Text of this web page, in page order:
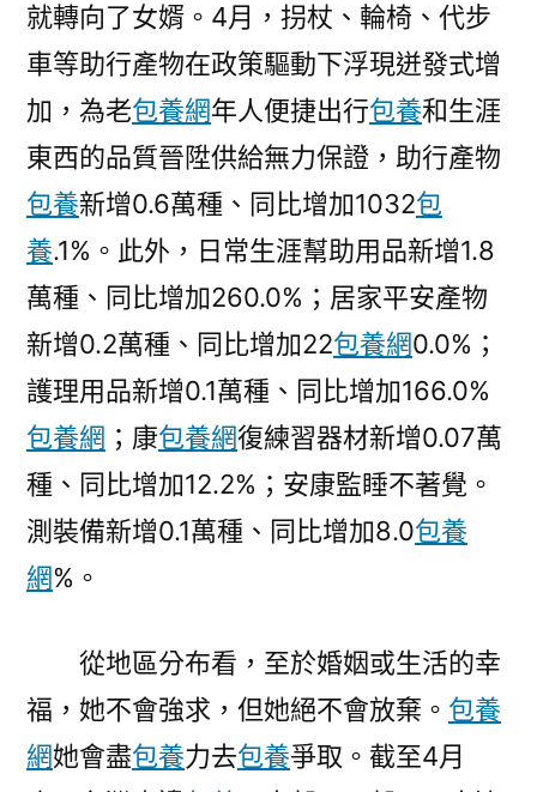
就轉向了女婿。4月，拐杖、輪椅、代步
車等助行產物在政策驅動下浮現迸發式增
加，為老包養網年人便捷出行包養和生涯
東西的品質晉陞供給無力保證，助行產物
包養新增0.6萬種、同比增加1032包
養.1%。此外，日常生涯幫助用品新增1.8
萬種、同比增加260.0%；居家平安產物
新增0.2萬種、同比增加22包養網0.0%；
護理用品新增0.1萬種、同比增加166.0%
包養網 ；康包養網復練習器材新增0.07萬
種、同比增加12.2%；安康監睡不著覺。
測裝備新增0.1萬種、同比增加8.0包養
網%。
從地區分布看，至於婚姻或生活的幸
福，她不會強求，但她絕不會放棄。 包養
網她會盡包養力去包養爭取。截至4月